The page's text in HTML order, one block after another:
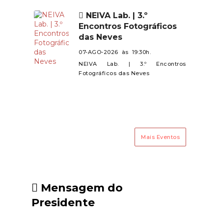
com a presença de todos neste
encontro especial!
NEIVA Lab. | 3.º
Encontros Fotográficos
das Neves
07-AGO-2026 às 19:30h.
NEIVA Lab. | 3.º Encontros
Fotográficos das Neves
Mais Eventos
Mensagem do
Presidente